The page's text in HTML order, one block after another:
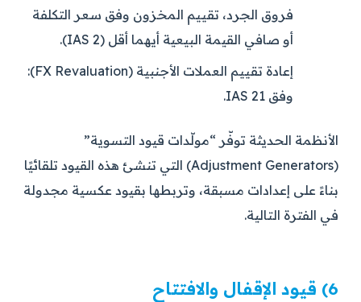
فروق الجرد، تقييم المخزون وفق سعر التكلفة
أو صافي القيمة البيعية أيهما أقل (IAS 2).
إعادة تقييم العملات الأجنبية (FX Revaluation):
وفق IAS 21.
الأنظمة الحديثة توفّر “مولّدات قيود التسوية”
(Adjustment Generators) التي تنشئ هذه القيود تلقائيًا
بناءً على إعدادات مسبقة، وتربطها بقيود عكسية مجدولة
في الفترة التالية.
6) قيود الإقفال والافتتاح